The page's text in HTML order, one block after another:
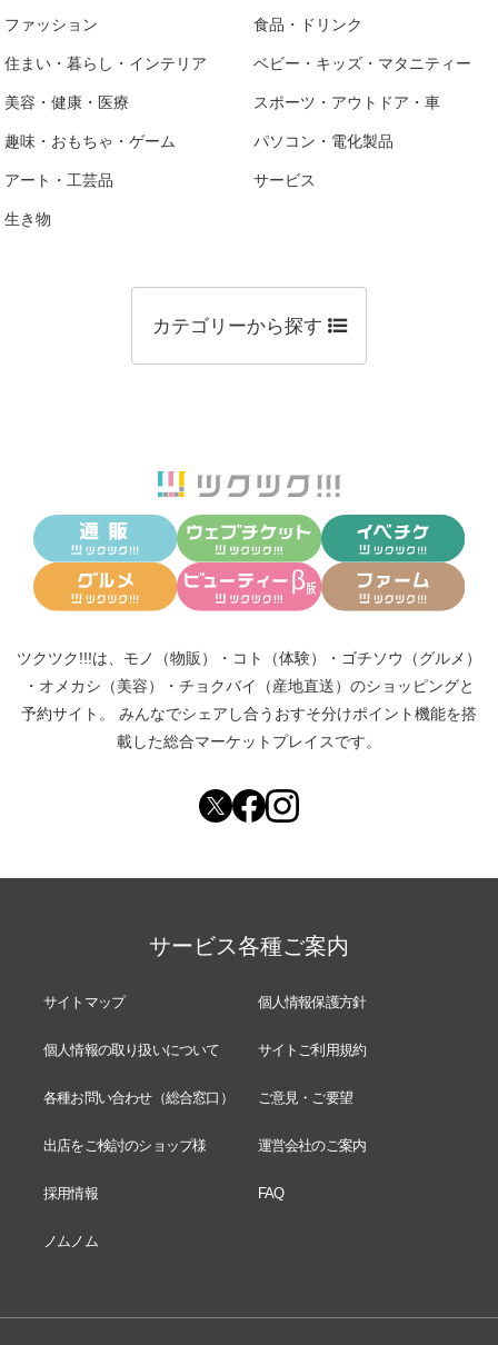
ファッション 食品・ドリンク
住まい・暮らし・インテリア ベビー・キッズ・マタニティー
美容・健康・医療 スポーツ・アウトドア・車
趣味・おもちゃ・ゲーム パソコン・電化製品
アート・工芸品 サービス
生き物
カテゴリーから探す
ツクツク!!!は、 モノ（物販） ・ コト（体験） ・ ゴチソウ（グルメ）
・ オメカシ（美容） ・ チョクバイ（産地直送） のショッピングと
予約サイト。
みんなでシェアし合う おすそ分けポイント機能を搭
載した総合マーケットプレイスです。
サービス各種ご案内
サイトマップ 個人情報保護方針
個人情報の取り扱いについて サイトご利用規約
各種お問い合わせ（総合窓口） ご意見・ご要望
出店をご検討のショップ様 運営会社のご案内
採用情報 FAQ
ノムノム